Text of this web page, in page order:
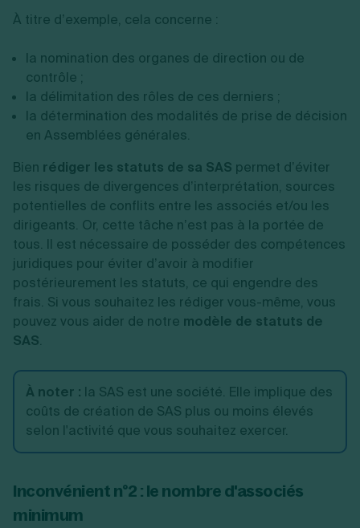
À titre d’exemple, cela concerne :
la nomination des organes de direction ou de
contrôle ;
la délimitation des rôles de ces derniers ;
la détermination des modalités de prise de décision
en Assemblées générales.
Bien rédiger les statuts de sa SAS permet d’éviter
les risques de divergences d’interprétation, sources
potentielles de conflits entre les associés et/ou les
dirigeants. Or, cette tâche n’est pas à la portée de
tous. Il est nécessaire de posséder des compétences
juridiques pour éviter d’avoir à modifier
postérieurement les statuts, ce qui engendre des
frais. Si vous souhaitez les rédiger vous-même, vous
pouvez vous aider de notre modèle de statuts de
SAS.
À noter : la SAS est une société. Elle implique des
coûts de création de SAS plus ou moins élevés
selon l'activité que vous souhaitez exercer.
Inconvénient n°2 : le nombre d'associés
minimum